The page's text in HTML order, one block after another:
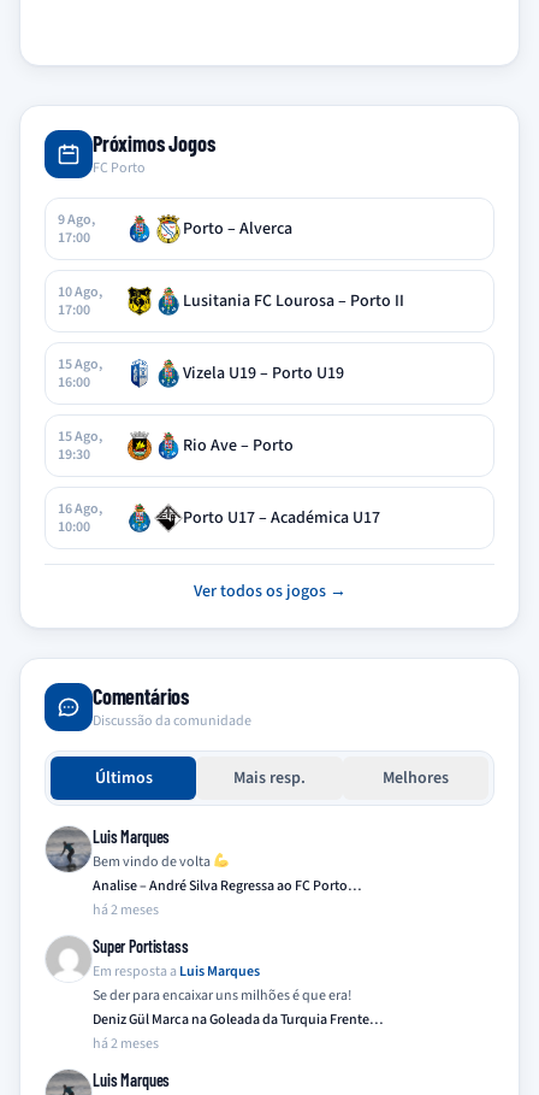
Próximos Jogos
FC Porto
9 Ago,
17:00
Porto – Alverca
10 Ago,
17:00
Lusitania FC Lourosa – Porto II
15 Ago,
16:00
Vizela U19 – Porto U19
15 Ago,
19:30
Rio Ave – Porto
16 Ago,
10:00
Porto U17 – Académica U17
Ver todos os jogos →
Comentários
Discussão da comunidade
Últimos Mais resp. Melhores
Luis Marques
Bem vindo de volta
Analise – André Silva Regressa ao FC Porto…
há 2 meses
Super Portistass
Em resposta a Luis Marques
Se der para encaixar uns milhões é que era!
Deniz Gül Marca na Goleada da Turquia Frente…
há 2 meses
Luis Marques